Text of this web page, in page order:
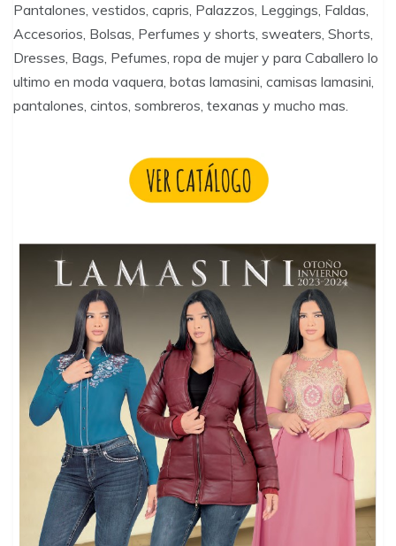
Pantalones, vestidos, capris, Palazzos, Leggings, Faldas,
Accesorios, Bolsas, Perfumes y shorts, sweaters, Shorts,
Dresses, Bags, Pefumes, ropa de mujer y para Caballero lo
ultimo en moda vaquera, botas lamasini, camisas lamasini,
pantalones, cintos, sombreros, texanas y mucho mas.